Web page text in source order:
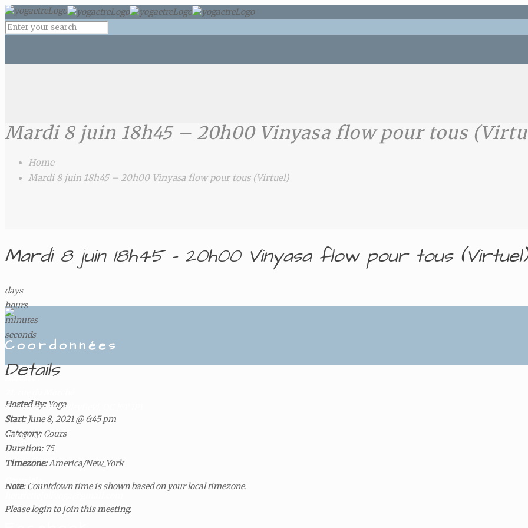
Mardi 8 juin 18h45 – 20h00 Vinyasa flow pour tous
Home
Mardi 8 juin 18h45 – 20h00 Vinyasa flow pour tous (Virtuel)
Mardi 8 juin 18h45 – 20h00 Vinyasa flow pour tous (Virtuel)
days
hours
minutes
seconds
Details
Hosted By: Yoga
Start: June 8, 2021 @ 6:45 pm
Category: Cours
Duration: 75
Timezone:America/New_York
Note: Countdown time is shown based on your local timezone.
Please login to join this meeting.
Coordonnées
Adresse :
Salaberry-de-Valleyfield, QC J6T 1P1
Téléphone :
450 601-2281
Courriel :